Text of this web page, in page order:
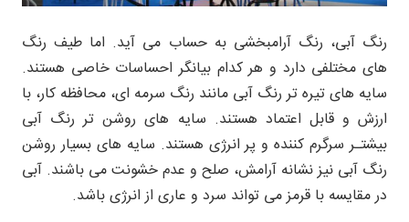
رنگ آبی، رنگ آرامبخشی به حساب می آید. اما طیف رنگ
های مختلفی دارد و هر کدام بیانگر احساسات خاصی هستند.
سایه های تیره تر رنگ آبی مانند رنگ سرمه ای، محافظه کار، با
ارزش و قابل اعتماد هستند. سایه های روشن تر رنگ آبی
بیشتـر سرگرم کننده و پر انرژی هستند. سایه های بسیار روشن
رنگ آبی نیز نشانه آرامش، صلح و عدم خشونت می باشند. آبی
در مقایسه با قرمز می تواند سرد و عاری از انرژی باشد.